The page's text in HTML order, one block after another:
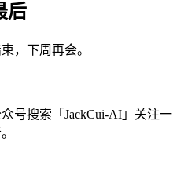
后
，下周再会。
号搜索「JackCui-AI」关注一